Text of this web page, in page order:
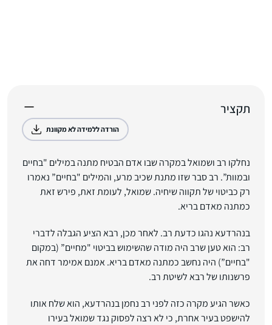
תקציר
הורדה ללמידה לא מקוונת
נחלקו רב ושמואל במקרה שבו אדם הבטיח מתנה במילים "בחיים
ובמוות”. רב סבר שזו מתנת שכיב מרע, והמילים "בחיים” נאמרו
רק כביטוי של תקווה שיחיה. שמואל, לעומת זאת, פירש זאת
כמתנה מאדם בריא.
בנהרדעא נהגו כדעת רב. לאחר מכן, רבא הציע הגבלה לדברי
רב: הוא טען שרב היה מודה שהשימוש בביטוי "מחיים” (במקום
"בחיים”) היה נחשב כמתנה מאדם בריא. אמנם אמימר דחה את
פרשנותו של רבא לשיטת רב.
כאשר הגיע מקרה כזה לפני רב נחמן בנהרדעא, הוא שלח אותו
להישפט בעיר אחרת, כי לא רצה לפסוק נגד שמואל בעירו